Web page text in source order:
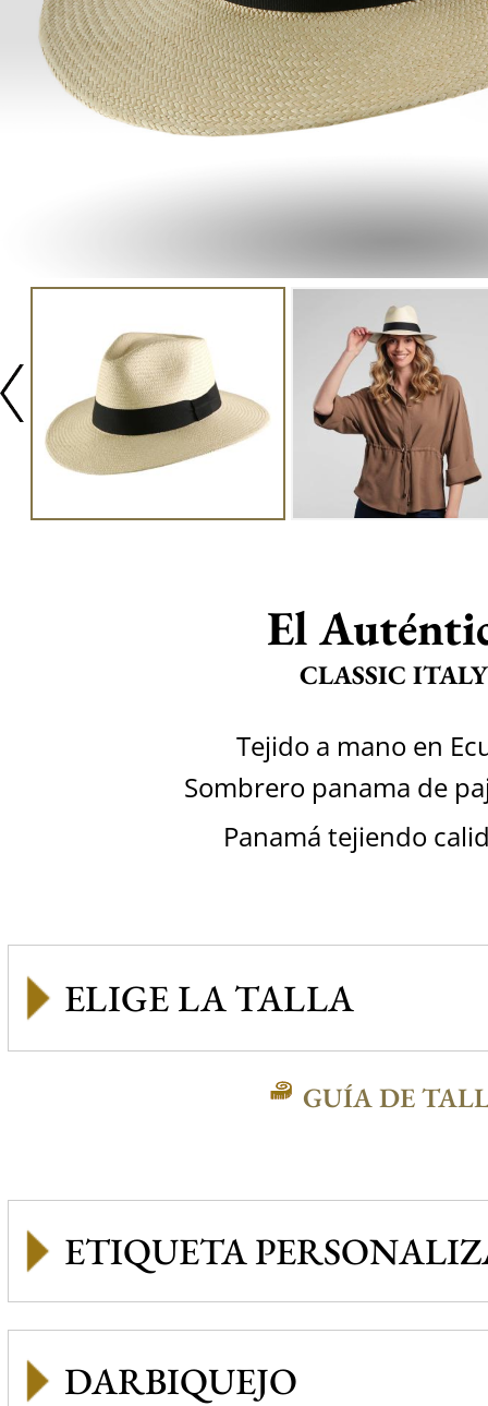
El
CLASSIC ITALY
Tejido a mano en
Sombrero panama de
Panamá tejiendo
GUÍA DE
ETIQUETA
DARBIQUEJO